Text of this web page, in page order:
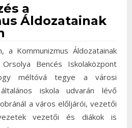
a
Áldozatainak
a Kommunizmus Áldozatainak
Bencés Iskolaközpont
méltóvá tegye a városi
iskola udvarán lévő
a város előljárói, vezetői
vezetői és diákok is